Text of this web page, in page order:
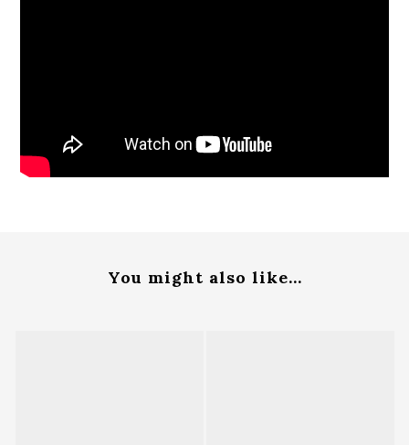
You might also like...